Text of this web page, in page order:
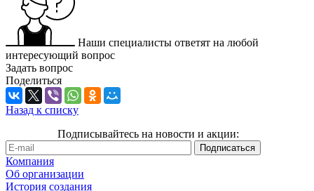
Наши специалисты ответят на любой
интересующий вопрос
Задать вопрос
Поделиться
Назад к списку
Подписывайтесь на новости и акции:
Компания
Об организации
История создания